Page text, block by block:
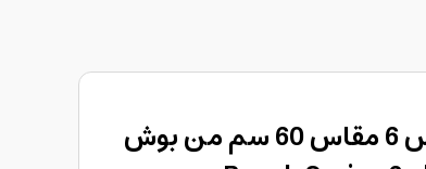
بوتاجاز كهربائي بوش سيريس 6 مقاس 60 سم من بوش